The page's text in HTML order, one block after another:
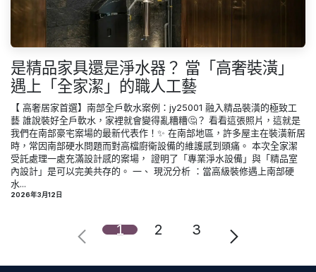
是精品家具還是淨水器？ 當「高奢裝潢」
遇上「全家潔」的職人工藝
【 高奢居家首選】南部全戶軟水案例：jy25001 融入精品裝潢的極致工
藝 誰說裝好全戶軟水，家裡就會變得亂糟糟🤔？ 看看這張照片，這就是
我們在南部豪宅案場的最新代表作！✨ 在南部地區，許多屋主在裝潢新居
時，常因南部硬水問題而對高檔廚衛設備的維護感到頭痛。 本次全家潔
受託處理一處充滿設計感的案場， 證明了「專業淨水設備」與「精品室
內設計」是可以完美共存的。 一、 現況分析 ：當高級裝修遇上南部硬
水...
2026年3月12日
1 2 3